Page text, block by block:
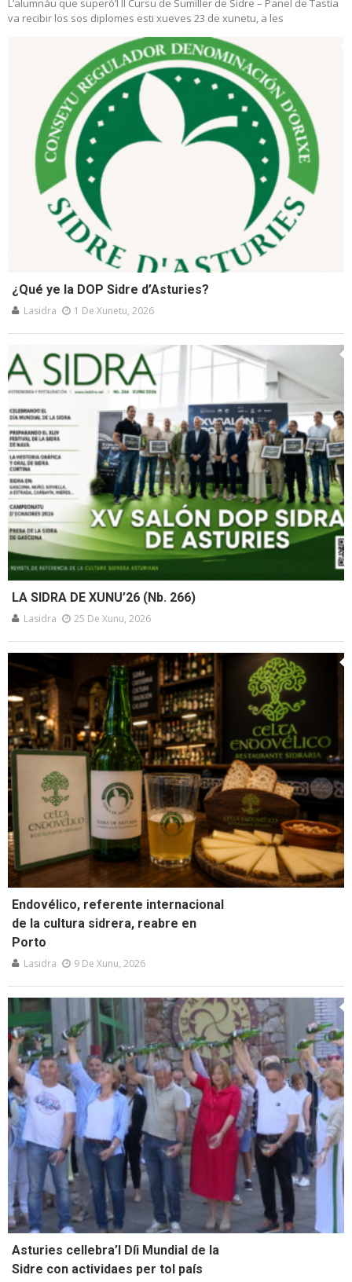
L’alumnáu que superó’l II Cursu de Sumiller de Sidre – Panel de Tastia
va recibir los sos diplomes esti xueves 23 de xunetu, a les
¿Qué ye la DOP Sidre d’Asturies?
Lasidra 1 De Xunetu, 2026
LA SIDRA DE XUNU’26 (Nb. 266)
Lasidra 25 De Xunu, 2026
Endovélico, referente internacional
de la cultura sidrera, reabre en
Porto
Lasidra 9 De Xunu, 2026
Asturies cellebra’l Díi Mundial de la
Sidre con actividaes per tol país